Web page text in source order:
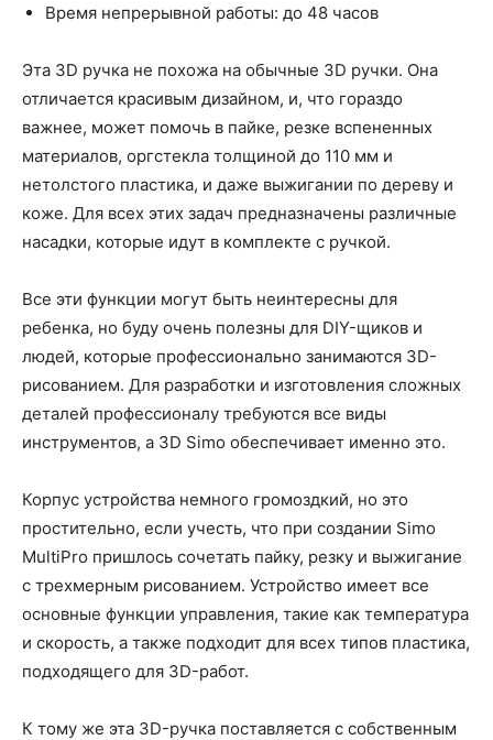
Время непрерывной работы: до 48 часов
Эта 3D ручка не похожа на обычные 3D ручки. Она
отличается красивым дизайном, и, что гораздо
важнее, может помочь в пайке, резке вспененных
материалов, оргстекла толщиной до 110 мм и
нетолстого пластика, и даже выжигании по дереву и
коже. Для всех этих задач предназначены различные
насадки, которые идут в комплекте с ручкой.
Все эти функции могут быть неинтересны для
ребенка, но буду очень полезны для DIY-щиков и
людей, которые профессионально занимаются 3D-
рисованием. Для разработки и изготовления сложных
деталей профессионалу требуются все виды
инструментов, а 3D Simo обеспечивает именно это.
Корпус устройства немного громоздкий, но это
простительно, если учесть, что при создании Simo
MultiPro пришлось сочетать пайку, резку и выжигание
с трехмерным рисованием. Устройство имеет все
основные функции управления, такие как температура
и скорость, а также подходит для всех типов пластика,
подходящего для 3D-работ.
К тому же эта 3D-ручка поставляется с собственным